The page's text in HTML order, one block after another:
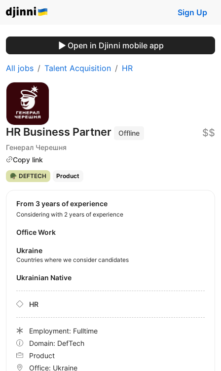
Sign Up
Open in Djinni mobile app
All jobs Talent Acquisition HR
HR Business Partner
Offline
Генерал Черешня
Copy link
$$
🪖 DEFTECH Product
from 3 years of experience
Considering with 2 years of experience
Office Work
Ukraine
Countries where we consider candidates
Ukrainian Native
HR
Employment: Fulltime
Domain: DefTech
Product
Office: Ukraine